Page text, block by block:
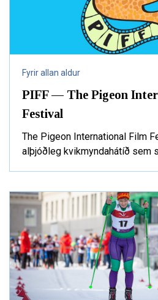
Fyrir allan aldur
PIFF — The Pigeon
Festival
The Pigeon International Film
alþjóðleg kvikmyndahátíð sem